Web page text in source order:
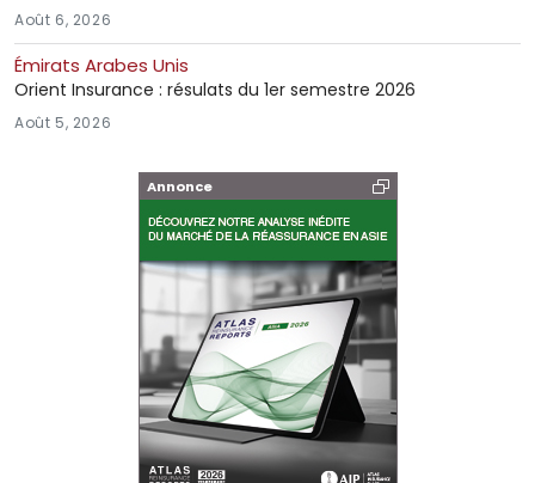
Août 6, 2026
Émirats Arabes Unis
Orient Insurance : résulats du 1er semestre 2026
Août 5, 2026
Annonce